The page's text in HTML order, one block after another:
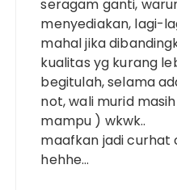
seragam ganti,
menyediakan, lagi-
mahal jika
kualitas yg kurang
begitulah, selama
not, wali murid
mampu ) wkwk..
maafkan jadi curhat
hehhe…